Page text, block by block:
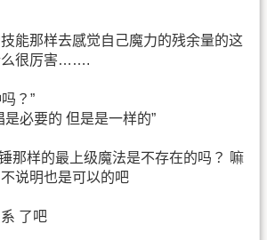
能那样去感觉自己魔力的残余量的这
么很厉害…….
？”
是必要的 但是是一样的”
那样的最上级魔法是不存在的吗？ 嘛
说明也是可以的吧
了吧